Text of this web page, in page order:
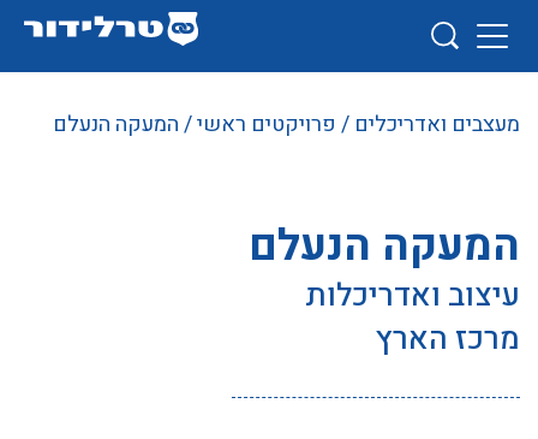
מעצבים ואדריכלים / פרויקטים ראשי/ המעקה הנעלם
המעקה הנעלם
עיצוב ואדריכלות
מרכז הארץ